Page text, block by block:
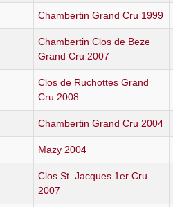
Chambertin Grand Cru 1999
Chambertin Clos de Beze
Grand Cru 2007
Clos de Ruchottes Grand
Cru 2008
Chambertin Grand Cru 2004
Mazy 2004
Clos St. Jacques 1er Cru
2007